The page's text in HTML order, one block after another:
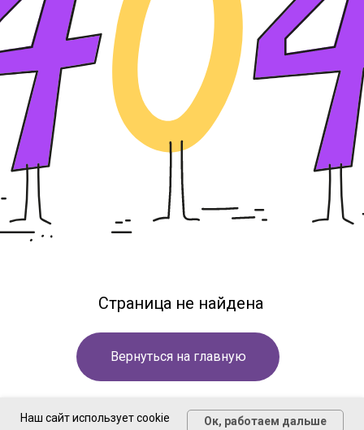
+7 (499) 113-37-11
Страница не найдена
Вернуться на главную
Наш сайт использует cookie
Ок, работаем дальше